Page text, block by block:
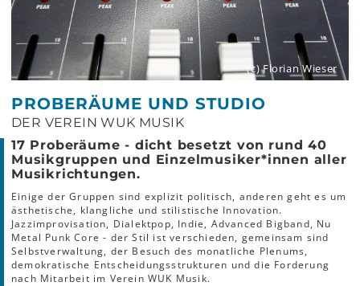
(c) Florian Wieser
PROBERÄUME UND STUDIO
DER VEREIN WUK MUSIK
17 Proberäume - dicht besetzt von rund 40
Musikgruppen und Einzelmusiker*innen aller
Musikrichtungen.
Einige der Gruppen sind explizit politisch, anderen geht es um
ästhetische, klangliche und stilistische Innovation.
Jazzimprovisation, Dialektpop, Indie, Advanced Bigband, Nu
Metal Punk Core - der Stil ist verschieden, gemeinsam sind
Selbstverwaltung, der Besuch des monatliche Plenums,
demokratische Entscheidungsstrukturen und die Forderung
nach Mitarbeit im Verein WUK Musik.